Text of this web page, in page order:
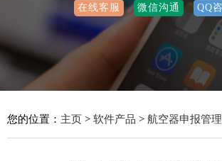
在线客服 微信沟通 QQ
您的位置： 主页 > 软件产品 > 航空器申报管